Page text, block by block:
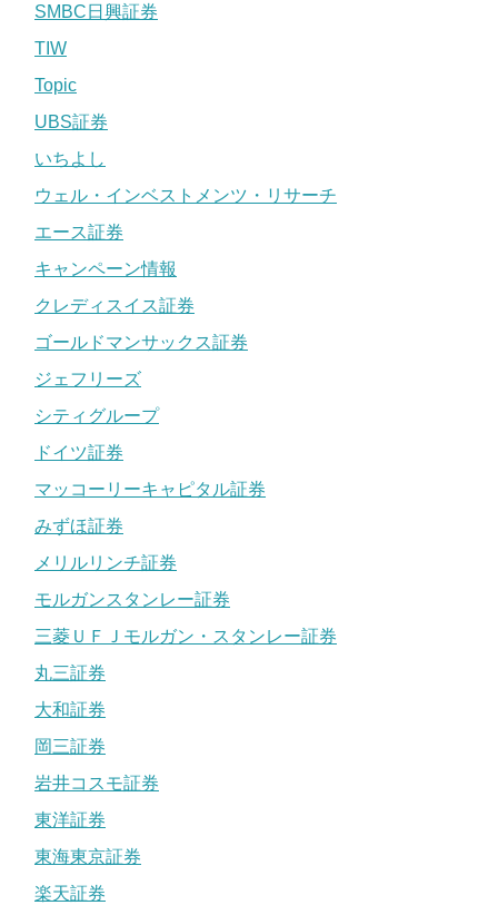
SMBC日興証券
TIW
Topic
UBS証券
いちよし
ウェル・インベストメンツ・リサーチ
エース証券
キャンペーン情報
クレディスイス証券
ゴールドマンサックス証券
ジェフリーズ
シティグループ
ドイツ証券
マッコーリーキャピタル証券
みずほ証券
メリルリンチ証券
モルガンスタンレー証券
三菱ＵＦＪモルガン・スタンレー証券
丸三証券
大和証券
岡三証券
岩井コスモ証券
東洋証券
東海東京証券
楽天証券